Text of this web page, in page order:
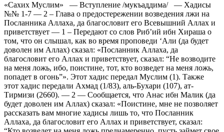
«Сахих Муслим» — Вступление /мукъаддима/ — Хадисы
№№ 1-7 — 2 – Глава о предостережении возведения лжи на
Посланника Аллаха, да благословит его Всевышний Аллах и
приветствует — 1 – Передают со слов Риб’ий ибн Хираша о
том, что он слышал, как во время проповеди ‘Али (да будет
доволен им Аллах) сказал: «Посланник Аллаха, да
благословит его Аллах и приветствует, сказал: “Не возводите
на меня ложь, ибо, поистине, тот, кто возведет на меня ложь,
попадет в огонь”». Этот хадис передал Муслим (1). Также
этот хадис передали Ахмад (1/83), аль-Бухари (107), ат-
Тирмизи (2660). — 2 — Сообщается, что Анас ибн Малик (да
будет доволен им Аллах) сказал: «Поистине, мне не позволяет
рассказать вам многие хадисы лишь то, что Посланник
Аллаха, да благословит его Аллах и приветствует, сказал: